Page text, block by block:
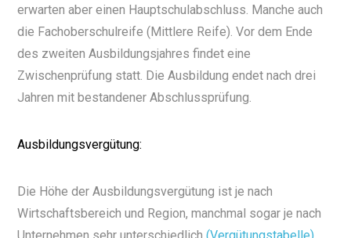
erwarten aber einen Hauptschulabschluss. Manche auch
die Fachoberschulreife (Mittlere Reife). Vor dem Ende
des zweiten Ausbildungsjahres findet eine
Zwischenprüfung statt. Die Ausbildung endet nach drei
Jahren mit bestandener Abschlussprüfung.
Ausbildungsvergütung:
Die Höhe der Ausbildungsvergütung ist je nach
Wirtschaftsbereich und Region, manchmal sogar je nach
Unternehmen sehr unterschiedlich(Vergütungstabelle)